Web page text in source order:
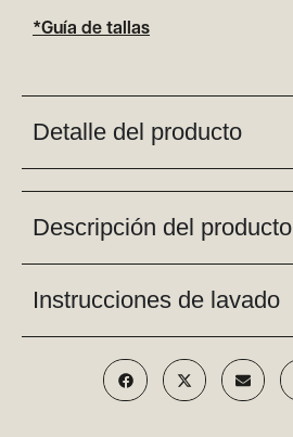
*Guía de tallas
Detalle del producto
Descripción del producto
Instrucciones de lavado